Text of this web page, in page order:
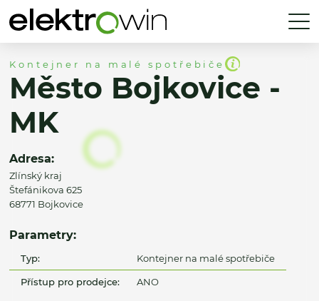
Kontejner na malé spotřebiče
Město Bojkovice -
MK
Adresa:
Zlínský kraj
Štefánikova 625
68771 Bojkovice
Parametry:
Typ: Kontejner na malé spotřebiče
Přístup pro prodejce: ANO